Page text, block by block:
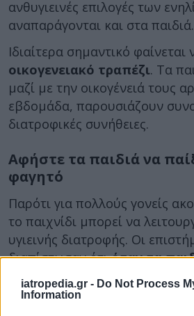
iatropedia.gr - Do Not Process
Information
ανθυγιεινές επιλογές των
αναπαράγονται και στα παιδιά.
Ιδιαίτερα σημαντικό φαίνεται
οικογενειακό τραπέζι. Τα
μαζί με την οικογένειά τους
εβδομάδα, παρουσιάζουν
διατροφικές συνήθειες.
Αφήστε τα παιδιά να
φαγητό
Παρότι για πολλούς γονείς
το παιχνίδι μπορεί να
υγιεινής διατροφής. Οι
διαπίστωσαν ότιόταν τα
ευκαιρία να αγγίξουν, να
εξερευνήσουν νέα τρόφιμα